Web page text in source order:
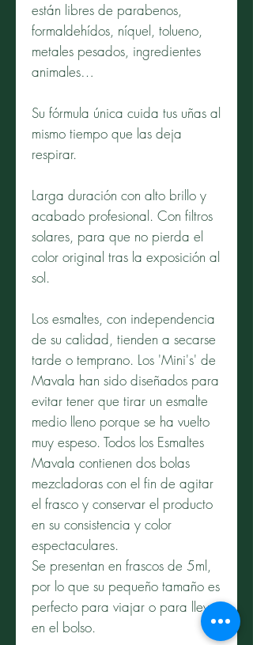
están libres de parabenos,
formaldehídos, níquel, tolueno,
metales pesados, ingredientes
animales…
Su fórmula única cuida tus uñas al
mismo tiempo que las deja
respirar.
Larga duración con alto brillo y
acabado profesional. Con filtros
solares, para que no pierda el
color original tras la exposición al
sol.
Los esmaltes, con independencia
de su calidad, tienden a secarse
tarde o temprano. Los 'Mini's' de
Mavala han sido diseñados para
evitar tener que tirar un esmalte
medio lleno porque se ha vuelto
muy espeso. Todos los Esmaltes
Mavala contienen dos bolas
mezcladoras con el fin de agitar
el frasco y conservar el producto
en su consistencia y color
espectaculares.
Se presentan en frascos de 5ml,
por lo que su pequeño tamaño es
perfecto para viajar o para llevar
en el bolso.